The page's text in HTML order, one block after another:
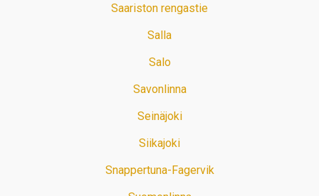
Saariston rengastie
Salla
Salo
Savonlinna
Seinäjoki
Siikajoki
Snappertuna-Fagervik